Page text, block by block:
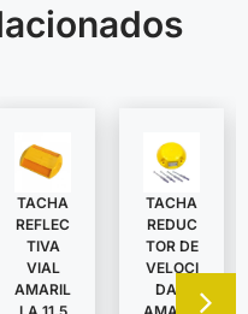
TACHA
REFLEC
TIVA
VIAL
AMARIL
TACHA
REDUC
TOR DE
VELOCI
DAD